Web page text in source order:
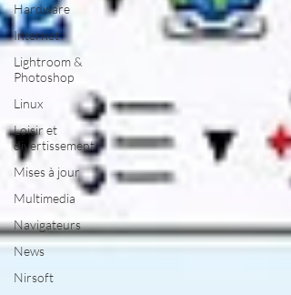
Hardware
Internet
Lightroom &
Photoshop
Linux
Loisir et
divertissement
Mises à jour
Multimedia
Navigateurs
News
Nirsoft